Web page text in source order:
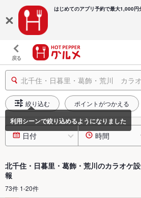
はじめてのアプリ予約で最大1,000円
戻る
北千住・日暮里・葛飾・荒川 カラ
絞り込む ポイントがつかえる
日付 時間
北千住・日暮里・葛飾・荒川のカラオケ
報
73件 1-20件